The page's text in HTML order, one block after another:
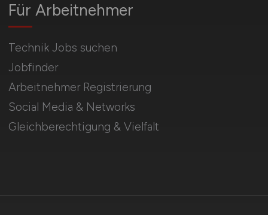
Für Arbeitnehmer
Technik Jobs suchen
Jobfinder
Arbeitnehmer Registrierung
Social Media & Networks
Gleichberechtigung & Vielfalt